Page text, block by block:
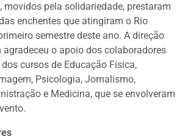
movidos pela solidariedade, prestaram
enchentes que atingiram o Rio
semestre deste ano. A direção
o apoio dos colaboradores
cursos de Educação Física,
Psicologia, Jornalismo,
e Medicina, que se envolveram